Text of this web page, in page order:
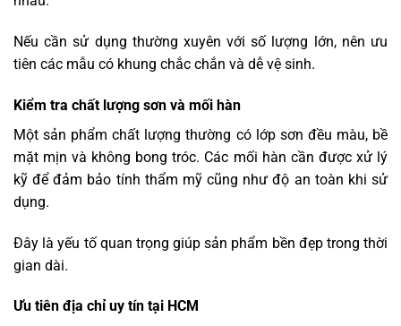
Nếu cần sử dụng thường xuyên với số lượng lớn, nên ưu
tiên các mẫu có khung chắc chắn và dễ vệ sinh.
Kiểm tra chất lượng sơn và mối hàn
Một sản phẩm chất lượng thường có lớp sơn đều màu, bề
mặt mịn và không bong tróc. Các mối hàn cần được xử lý
kỹ để đảm bảo tính thẩm mỹ cũng như độ an toàn khi sử
dụng.
Đây là yếu tố quan trọng giúp sản phẩm bền đẹp trong thời
gian dài.
Ưu tiên địa chỉ uy tín tại HCM